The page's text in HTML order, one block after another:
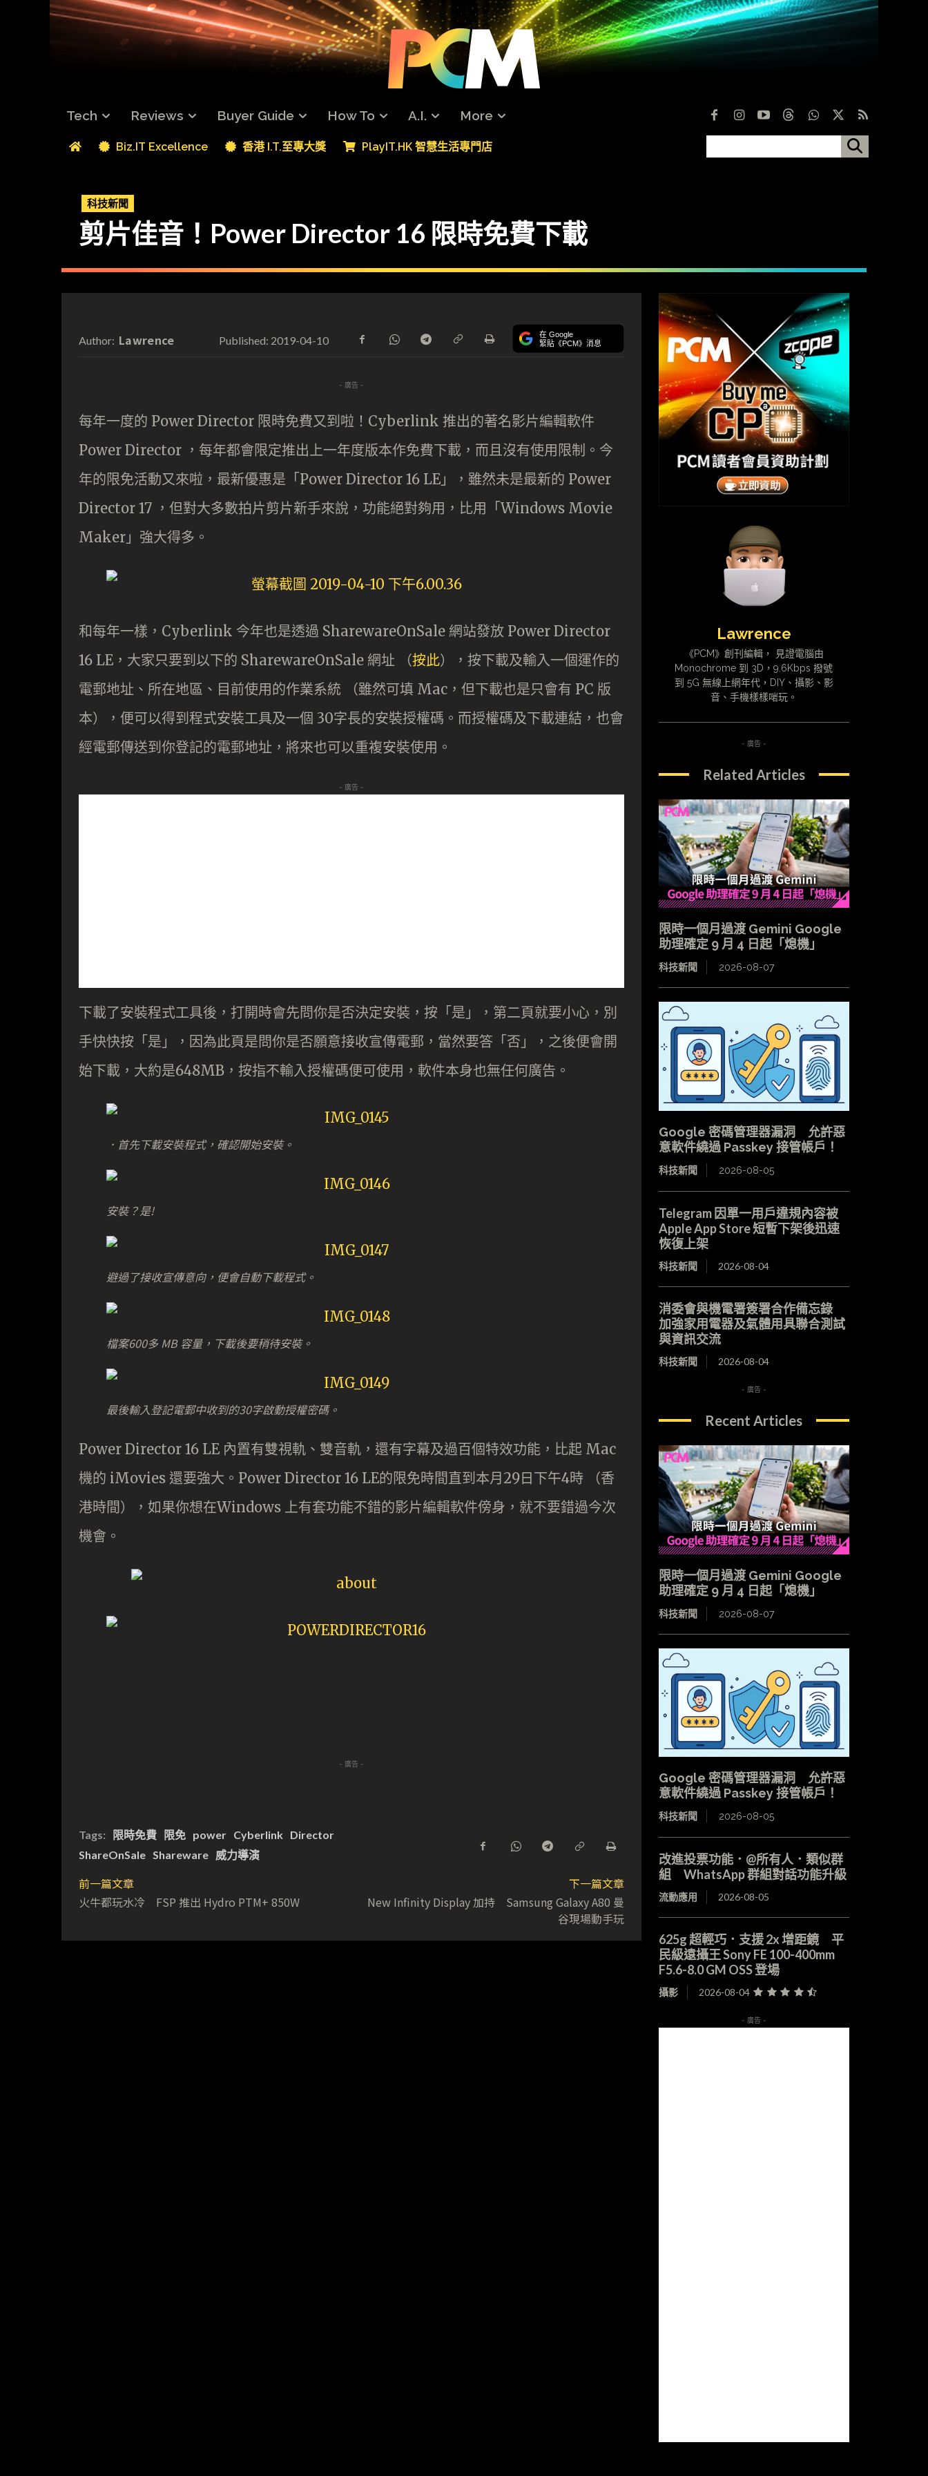
Tech Reviews Buyer Guide How To A.I. More
Biz.IT Excellence 香港 I.T.至專大獎 PlayIT.HK 智慧生活專門店
科技新聞
剪片佳音！Power Director 16 限時免費下載
Author: Lawrence Published: 2019-04-10 在 Google
緊貼《PCM》消息
- 廣告 -
每年一度的 Power Director 限時免費又到啦！Cyberlink 推出的著名影片編輯軟件
Power Director ，每年都會限定推出上一年度版本作免費下載，而且沒有使用限制。今
年的限免活動又來啦，最新優惠是「Power Director 16 LE」，雖然未是最新的 Power
Director 17 ，但對大多數拍片剪片新手來說，功能絕對夠用，比用「Windows Movie
Maker」強大得多。
和每年一樣，Cyberlink 今年也是透過 SharewareOnSale 網站發放 Power Director
16 LE，大家只要到以下的 SharewareOnSale 網址 （按此），按下載及輸入一個運作的
電郵地址、所在地區、目前使用的作業系統 （雖然可填 Mac，但下載也是只會有 PC 版
本），便可以得到程式安裝工具及一個 30字長的安裝授權碼。而授權碼及下載連結，也會
經電郵傳送到你登記的電郵地址，將來也可以重複安裝使用。
- 廣告 -
下載了安裝程式工具後，打開時會先問你是否決定安裝，按「是」，第二頁就要小心，別
手快快按「是」，因為此頁是問你是否願意接收宣傳電郵，當然要答「否」，之後便會開
始下載，大約是648MB，按指不輸入授權碼便可使用，軟件本身也無任何廣告。
．首先下載安裝程式，確認開始安裝。
安裝？是!
避過了接收宣傳意向，便會自動下載程式。
檔案600多 MB 容量，下載後要稍待安裝。
最後輸入登記電郵中收到的30字啟動授權密碼。
Power Director 16 LE 內置有雙視軌、雙音軌，還有字幕及過百個特效功能，比起 Mac
機的 iMovies 還要強大。Power Director 16 LE的限免時間直到本月29日下午4時 （香
港時間），如果你想在Windows 上有套功能不錯的影片編輯軟件傍身，就不要錯過今次
機會。
- 廣告 -
Tags: 限時免費 限免 power Cyberlink
Director
ShareOnSale Shareware 威力導演
前一篇文章
火牛都玩水冷 FSP 推出 Hydro PTM+ 850W
下一篇文章
New Infinity Display 加持 Samsung Galaxy A80 曼
谷現場動手玩
Lawrence
《PCM》創刊編輯， 見證電腦由
Monochrome 到 3D，9.6Kbps 撥號
到 5G 無線上網年代，DIY、攝影、影
音、手機樣樣啱玩。
- 廣告 -
Related Articles
限時一個月過渡 Gemini Google
助理確定 9 月 4 日起「熄機」
科技新聞 2026-08-07
Google 密碼管理器漏洞 允許惡
意軟件繞過 Passkey 接管帳戶！
科技新聞 2026-08-05
Telegram 因單一用戶違規內容被
Apple App Store 短暫下架後迅速
恢復上架
科技新聞 2026-08-04
消委會與機電署簽署合作備忘錄
加強家用電器及氣體用具聯合測試
與資訊交流
科技新聞 2026-08-04
- 廣告 -
Recent Articles
限時一個月過渡 Gemini Google
助理確定 9 月 4 日起「熄機」
科技新聞 2026-08-07
Google 密碼管理器漏洞 允許惡
意軟件繞過 Passkey 接管帳戶！
科技新聞 2026-08-05
改進投票功能．@所有人．類似群
組 WhatsApp 群組對話功能升級
流動應用 2026-08-05
625g 超輕巧．支援 2x 增距鏡 平
民級遠攝王 Sony FE 100-400mm
F5.6-8.0 GM OSS 登場
攝影 2026-08-04
- 廣告 -